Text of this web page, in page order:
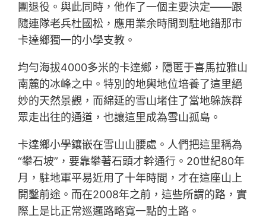
團退役。與此同時，他作了一個主要決定——跟
隨連隊老兵杜國松，應用業余時間到駐地錯那市
卡達鄉獨一的小學支教。
均勻海拔4000多米的卡達鄉，隱匿于喜馬拉雅山
南麓的冰峰之中。特別的地輿地位培養了這里絕
妙的天然景觀，而綿延的雪山堵住了當地躲族群
眾走出往的通道，也讓這里成為雪山孤島。
卡達鄉小學鑲嵌在雪山山腰處。人們把這里稱為
“攀石坡”，要靠攀著石頭才幹通行。20世紀80年
月，駐地軍平易近用了十年時間，才在這座山上
開鑿前途。而在2008年之前，這些所謂的路，實
際上是比正常巡邏路略寬一點的土路。